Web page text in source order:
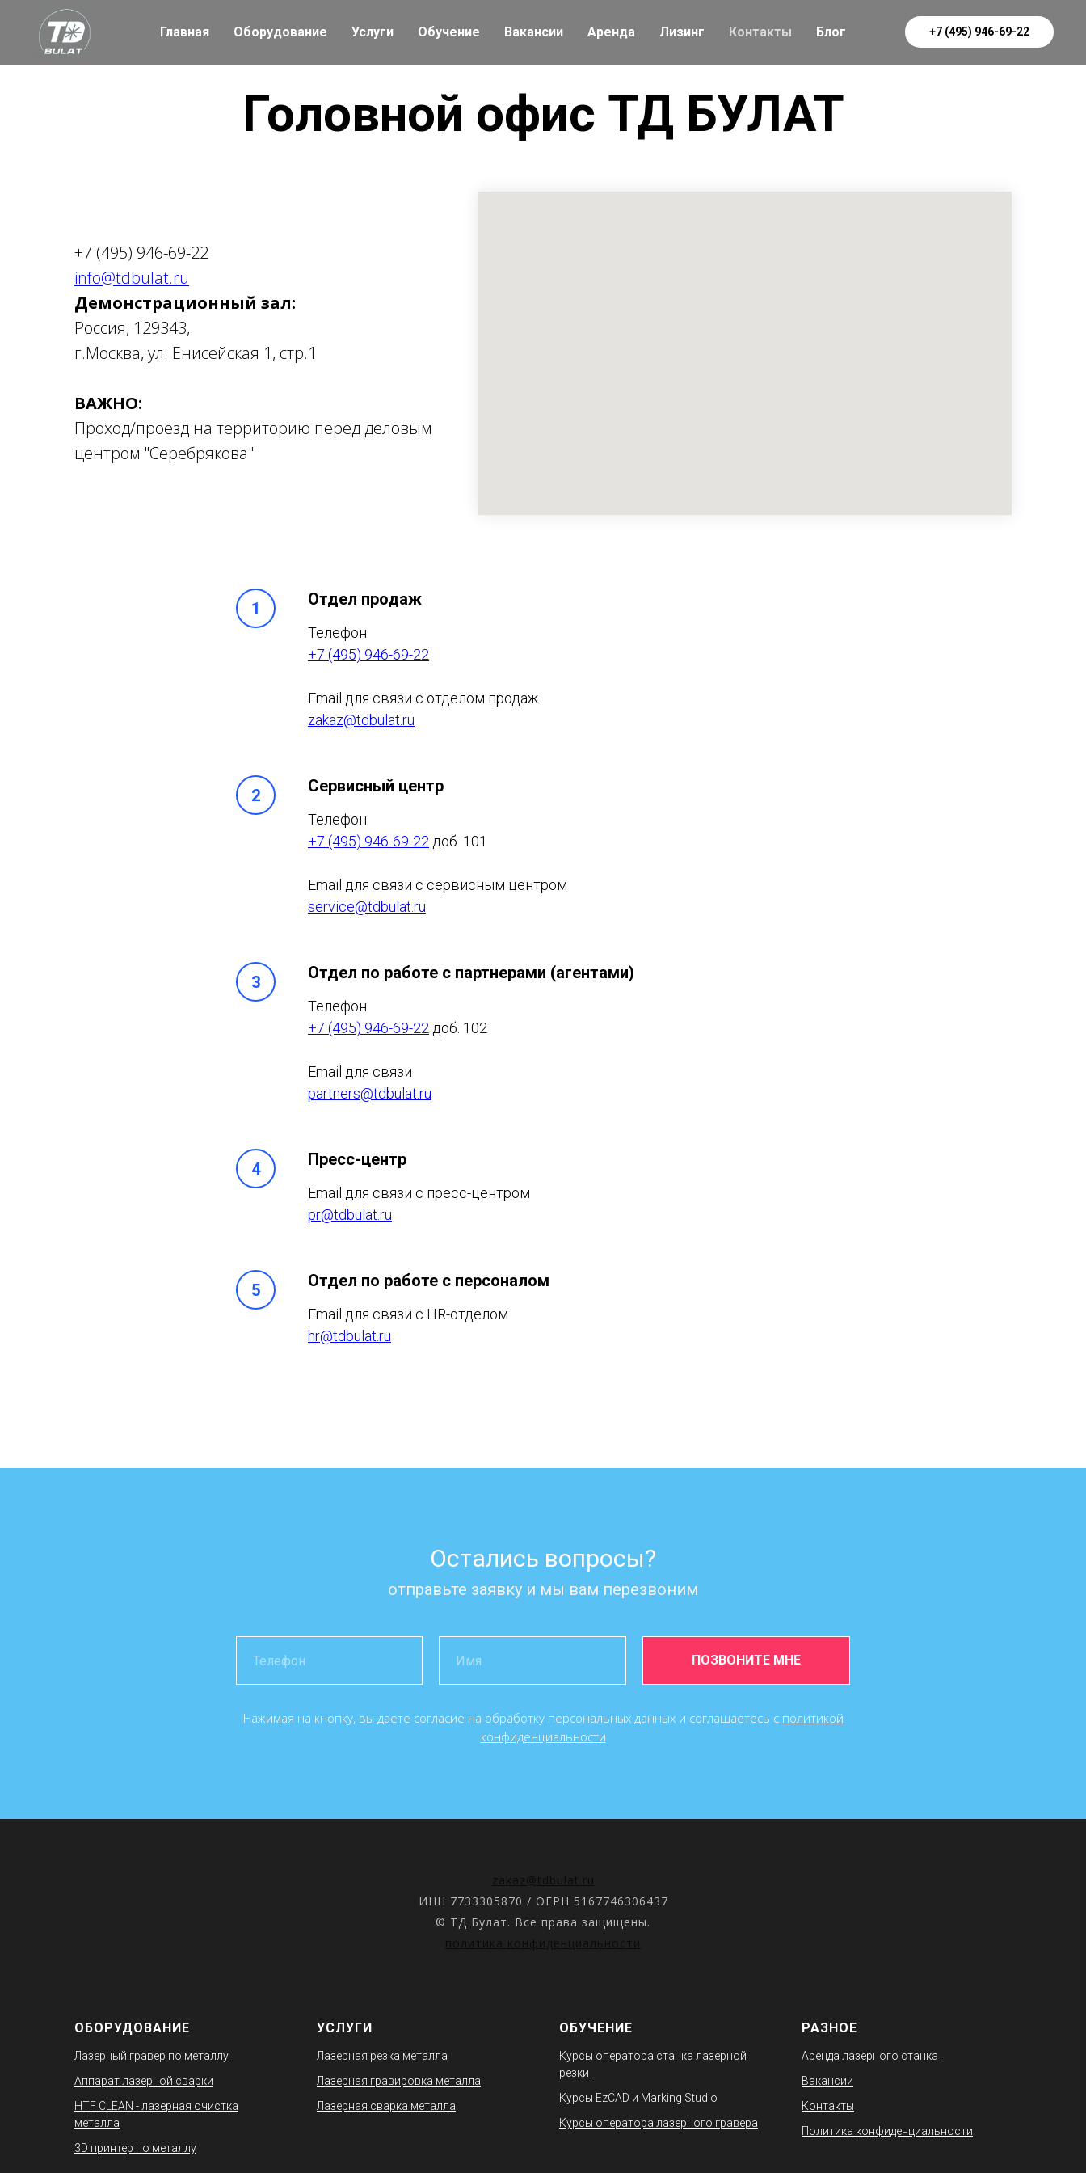
Главная Оборудование Услуги Обучение Вакансии Аренда Лизинг Контакты Блог +7 (495) 946-69-22
Головной офис ТД БУЛАТ
+7 (495) 946-69-22
info@tdbulat.ru
Демонстрационный зал:
Россия, 129343,
г.Москва, ул. Енисейская 1, стр.1
ВАЖНО:
Проход/проезд на территорию перед деловым
центром "Серебрякова"
Отдел продаж
Телефон
+7 (495) 946-69-22
Email для связи с отделом продаж
zakaz@tdbulat.ru
Сервисный центр
Телефон
+7 (495) 946-69-22 доб. 101
Email для связи с сервисным центром
service@tdbulat.ru
Отдел по работе с партнерами (агентами)
Телефон
+7 (495) 946-69-22 доб. 102
Email для связи
partners@tdbulat.ru
Пресс-центр
Email для связи с пресс-центром
pr@tdbulat.ru
Отдел по работе с персоналом
Email для связи с HR-отделом
hr@tdbulat.ru
Остались вопросы?
отправьте заявку и мы вам перезвоним
ПОЗВОНИТЕ МНЕ
Нажимая на кнопку, вы даете согласие на обработку персональных данных и соглашаетесь c политикой
конфиденциальности
ИНН 7733305870 / ОГРН 5167746306437
© ТД Булат. Все права защищены.
ОБОРУДОВАНИЕ
Лазерный гравер по металлу
Аппарат лазерной сварки
HTF CLEAN - лазерная очистка
металла
3D принтер по металлу
УСЛУГИ
Лазерная резка металла
Лазерная гравировка металла
Лазерная сварка металла
ОБУЧЕНИЕ
Курсы оператора станка лазерной
резки
Курсы EzCAD и Marking Studio
Курсы оператора лазерного гравера
РАЗНОЕ
Аренда лазерного станка
Вакансии
Контакты
Политика конфиденциальности